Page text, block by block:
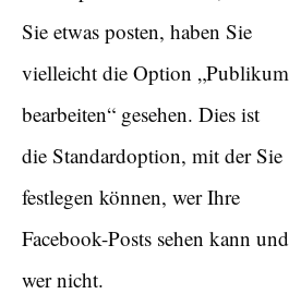
Sie etwas posten, haben Sie
vielleicht die Option „Publikum
bearbeiten“ gesehen. Dies ist
die Standardoption, mit der Sie
festlegen können, wer Ihre
Facebook-Posts sehen kann und
wer nicht.